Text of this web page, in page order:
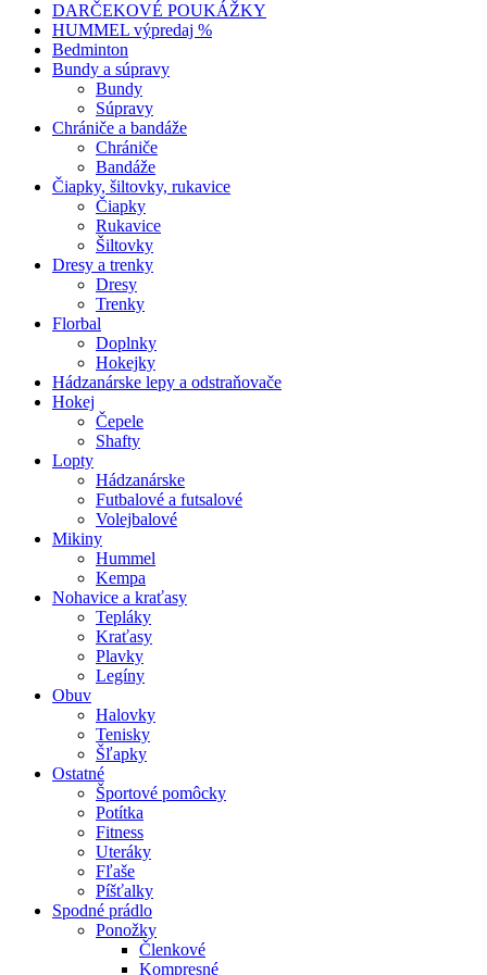
DARČEKOVÉ POUKÁŽKY
HUMMEL výpredaj %
Bedminton
Bundy a súpravy
Bundy
Súpravy
Chrániče a bandáže
Chrániče
Bandáže
Čiapky, šiltovky, rukavice
Čiapky
Rukavice
Šiltovky
Dresy a trenky
Dresy
Trenky
Florbal
Doplnky
Hokejky
Hádzanárske lepy a odstraňovače
Hokej
Čepele
Shafty
Lopty
Hádzanárske
Futbalové a futsalové
Volejbalové
Mikiny
Hummel
Kempa
Nohavice a kraťasy
Tepláky
Kraťasy
Plavky
Legíny
Obuv
Halovky
Tenisky
Šľapky
Ostatné
Športové pomôcky
Potítka
Fitness
Uteráky
Fľaše
Píšťalky
Spodné prádlo
Ponožky
Členkové
Kompresné